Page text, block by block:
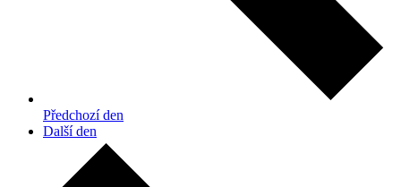
Předchozí den
Další den